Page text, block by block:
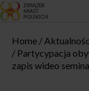
Home
Partycypacja
zapis wideo